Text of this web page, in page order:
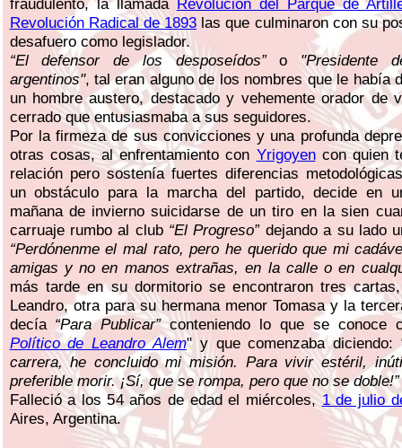
fraudulento, la llamada Revolución del Parque de
Revolución Radical de 1893 las que culminaron con su
desafuero como legislador.
“El defensor de los desposeídos”o "Presidente
argentinos", tal eran alguno de los nombres que le había
un hombre austero, destacado y vehemente orador de
cerrado que entusiasmaba a sus seguidores.
Por la firmeza de sus convicciones y una profunda
otras cosas, al enfrentamiento con Yrigoyencon quien
relación pero sostenía fuertes diferencias
un obstáculo para la marcha del partido, decide en
mañana de invierno suicidarse de un tiro en la sien
carruaje rumbo al club “El Progreso”dejando a su lado
“Perdónenme el mal rato, pero he querido que mi
amigas y no en manos extrañas, en la calle o en
más tarde en su dormitorio se encontraron tres
Leandro, otra para su hermana menor Tomasa y la
decía “Para Publicar”conteniendo lo que se conoce
Político de Leandro Alem" y que comenzaba diciendo:
carrera, he concluido mi misión. Para vivir estéril,
preferible morir. ¡Sí, que se rompa, pero que no se doble!”
Falleció a los 54 años de edad el miércoles,1 de julio
Aires, Argentina.